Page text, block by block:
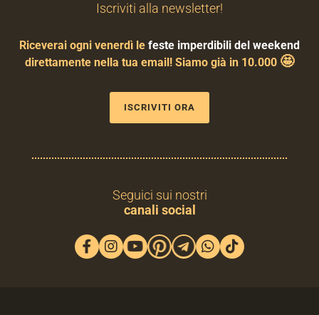
Iscriviti alla newsletter!
Riceverai ogni venerdì le feste imperdibili del weekend
direttamente nella tua email! Siamo già in 10.000 🤩
ISCRIVITI ORA
Seguici sui nostri
canali social